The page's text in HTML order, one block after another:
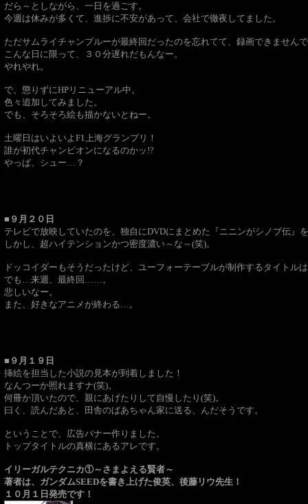
だら～としながら、一日を過ごす。
今週は休みが多くて、進捗に不安があって、会社で徹夜してました。
ただサムライチャンプルーが最終回だったのを忘れてて、録画できません
こんな日に限って、３０分遅れだもんなー。
やれやれ。
で、懲りずにHPリニューアル中。
色々追加してみました。
でも、そろそろ絵も描かないとねー。
土曜日はいよいよF1上海グランプリ！
誰が初代チャンピオンになるのかッ!?
やっぱ、シュー…？
■９月２０日
テレビで放映していたのを、独自にDVDにまとめた『ニニンがシノブ伝』
しかし、超ハイテンションかつ密度濃い～な～(笑)。
ドッコイダーもそうだったけど、ユーフォーテーブルが制作するタイトル
でも…来週、最終回……。
悲しいなー。
また、好きなアニメが終わる…。
■９月１９日
挿絵を担当した小説の見本が到着しました！
なんつーか照れますナ(笑)。
何冊か頂いたので、親にあげたりして自慢したり(笑)。
曰く、読んだあと、田舎のばあちゃん家に送る、んだそうです。
ということで、広告バナー作りました。
トップタイトルの真横にあるアレです。
イリーガルテクニカ①～さまよえる賢者～
著者は、ガンダムSEEDを書き上げた俊英、後藤リウ先生！
１０月１日発売です！